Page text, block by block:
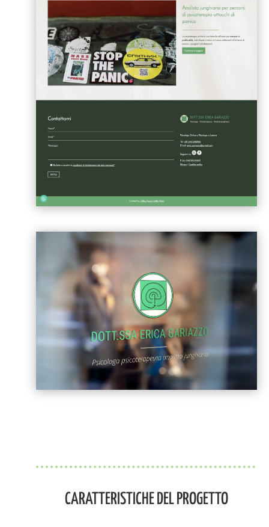
CARATTERISTICHE DEL PROGETTO